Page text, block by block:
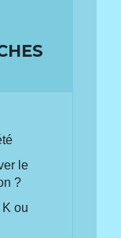
le
?
ou